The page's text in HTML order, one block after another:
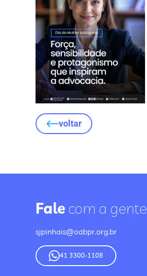
voltar
Fale com a gente
sjpinhais@oabpr.org.br
41 3300-1108